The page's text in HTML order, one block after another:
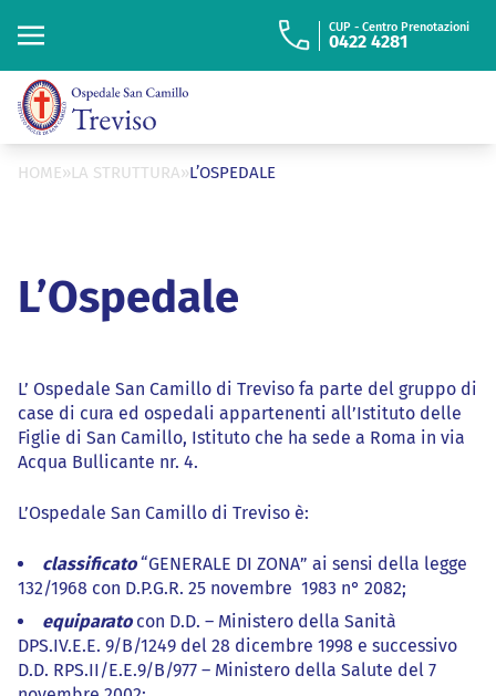
CUP - Centro Prenotazioni
0422 4281
Cerca
HOME»LA STRUTTURA»L’OSPEDALE
L’Ospedale
L’ Ospedale San Camillo di Treviso fa parte del gruppo di
case di cura ed ospedali appartenenti all’Istituto delle
Figlie di San Camillo, Istituto che ha sede a Roma in via
Acqua Bullicante nr. 4.
L’Ospedale San Camillo di Treviso è:
classificato“GENERALE DI ZONA” ai sensi della legge
132/1968 con D.P.G.R. 25 novembre 1983 n° 2082;
equiparatocon D.D. – Ministero della Sanità
DPS.IV.E.E. 9/B/1249 del 28 dicembre 1998 e successivo
D.D. RPS.II/E.E.9/B/977 – Ministero della Salute del 7